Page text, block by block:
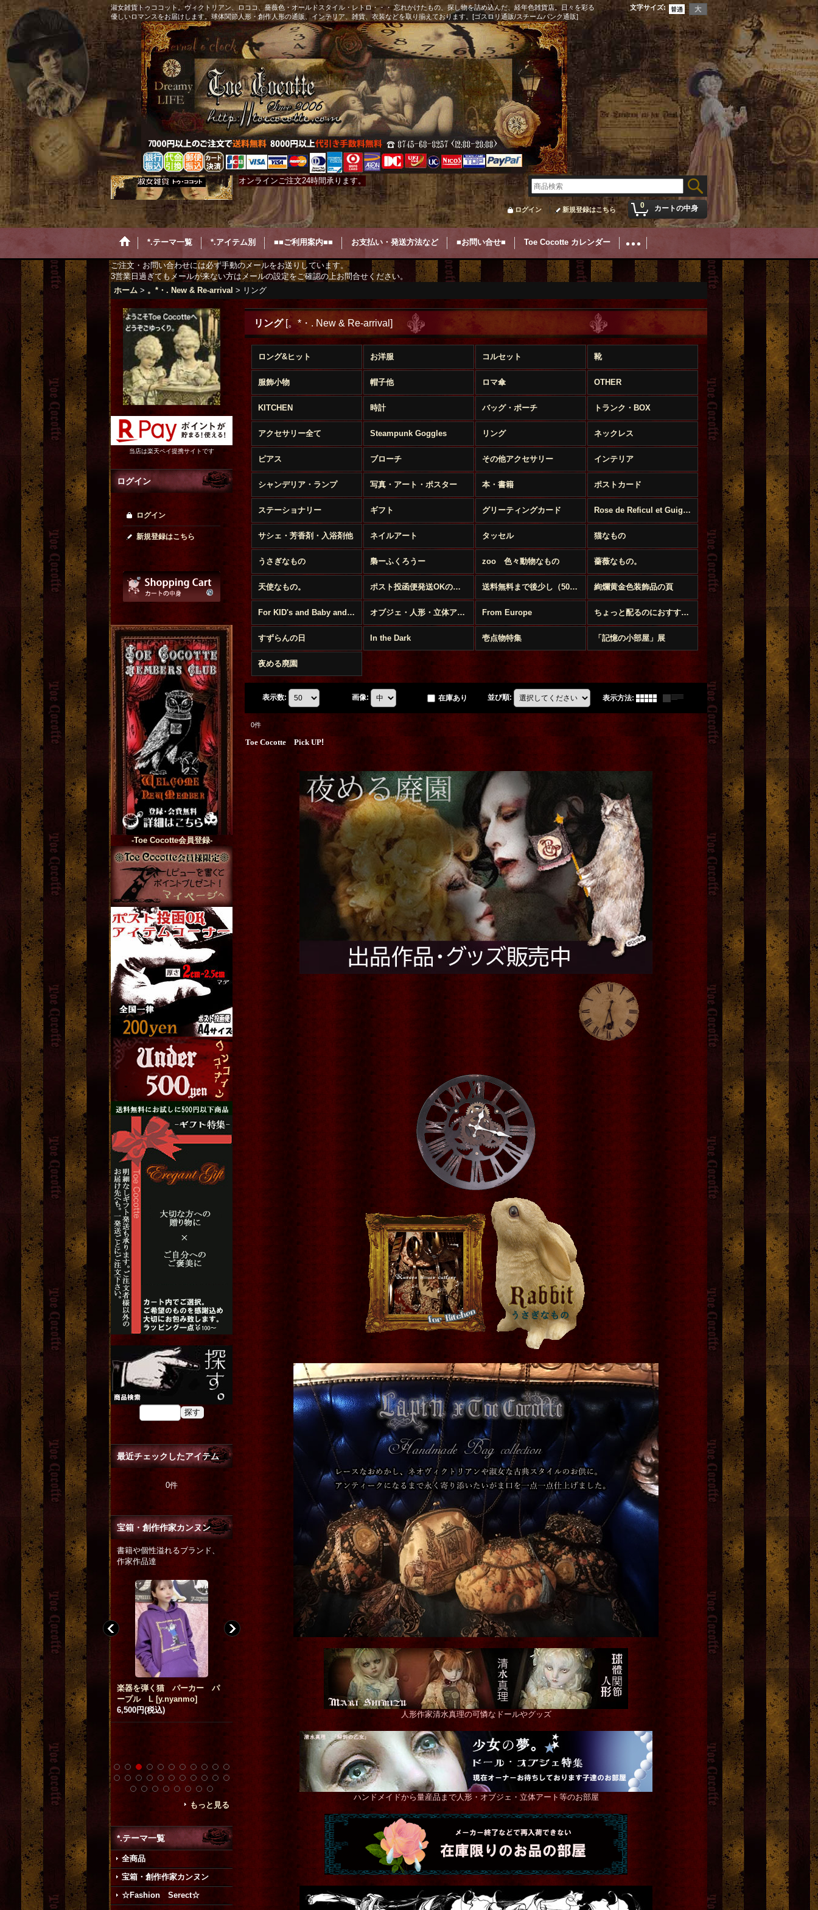
淑女雑貨トゥココット。ヴィクトリアン、ロココ、薔薇色・オールドスタイル・レトロ・・・ 忘れかけたもの、探し物を詰め込んだ、経年色雑貨店。日々を彩る
優しいロマンスをお届けします。球体関節人形・創作人形の通販、インテリア、雑貨、衣装などを取り揃えております。[ゴスロリ通販/スチームパンク通販]
文字サイズ:
オンラインご注文24時間承ります。
0 カートの中身
ログイン 新規登録はこちら
*.テーマ一覧 *.アイテム別 ■■ご利用案内■■ お支払い・発送方法など ■お問い合せ■ Toe Cocotte カレンダー
ご注文・お問い合わせには必ず手動のメールをお送りしています。
3営業日過ぎてもメールが来ない方はメールの設定をご確認の上お問合せください。
ホーム > 。*・. New & Re-arrival > リング
当店は楽天ペイ提携サイトです
ログイン
ログイン
新規登録はこちら
-Toe Cocotte会員登録-
最近チェックしたアイテム
0件
宝箱・創作作家カンヌン
書籍や個性溢れるブランド、
作家作品達
ロブスターキャンド
Lob-candle.[Lob_006_PR
asking for the moon.
円(税込)
望小売価格: 8,800円
楽器を弾く猫 パーカー パ
ープル L [y.nyanmo]
6,500円(税込)
市
原綾彦 Ichihara Ayahiko]
uroko-額入り絵 「おめかし」
銀筆画 [中村 鱗]
15,000円(税込)
lustreetrange rose ribbon tie
le-ac-17-2-blue
13,200円 (税込)
reversible rhetoric blah blah
丸型レザーコインケース
[Blood B.
1,800円(税込)
「時の葬送」額装コラー
[松島智里
50,000円 (税込)
もっと見る
*.テーマ一覧
全商品
宝箱・創作作家カンヌン
☆Fashion Serect☆
リング[。*・. New & Re-arrival ]
ロング&ヒット お洋服 コルセット 靴
服飾小物 帽子他 ロマ傘 OTHER
KITCHEN 時計 バッグ・ポーチ トランク・BOX
アクセサリー全て Steampunk Goggles リング ネックレス
ピアス ブローチ その他アクセサリー インテリア
シャンデリア・ランプ 写真・アート・ポスター 本・書籍 ポストカード
ステーショナリー ギフト グリーティングカード Rose de Reficul et Guiggles
サシェ・芳香剤・入浴剤他 ネイルアート タッセル 猫なもの
うさぎなもの 梟ーふくろうー zoo 色々動物なもの 薔薇なもの。
天使なもの。 ポスト投函便発送OKのお品 送料無料まで後少し（500円以下のお品） 絢爛黄金色装飾品の頁
For KID's and Baby and FANY オブジェ・人形・立体アート From Europe ちょっと配るのにおすすめプチギフト特集
すずらんの日 In the Dark 壱点物特集 「記憶の小部屋」展
夜める廃園
表示数: 画像: 在庫あり 並び順: 表示方法:
0件
Toe Cocotte Pick UP!
人形作家清水真理の可憐なドールやグッズ
ハンドメイドから量産品まで人形・オブジェ・立体アート等のお部屋